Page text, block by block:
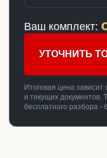
Ваш комплект:
УТОЧНИТЬ
Итоговая цена
и текущих документов.
бесплатного разбора -